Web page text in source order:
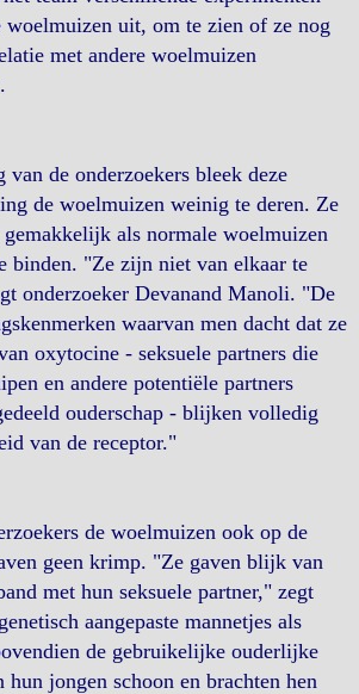
woelmuizen uit, om te zien of ze nog
met andere woelmuizen
van de onderzoekers bleek deze
de woelmuizen weinig te deren. Ze
als normale woelmuizen
binden. "Ze zijn niet van elkaar te
onderzoeker Devanand Manoli. "De
waarvan men dacht dat ze
oxytocine - seksuele partners die
en andere potentiële partners
ouderschap - blijken volledig
van de receptor."
de woelmuizen ook op de
geen krimp. "Ze gaven blijk van
met hun seksuele partner," zegt
aangepaste mannetjes als
de gebruikelijke ouderlijke
jongen schoon en brachten hen